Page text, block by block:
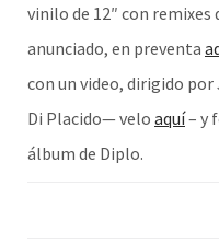
vinilo de 12″ con remixes
anunciado, en preventa
con un video, dirigido por
Di Placido— velo aquí– y
álbum de Diplo.